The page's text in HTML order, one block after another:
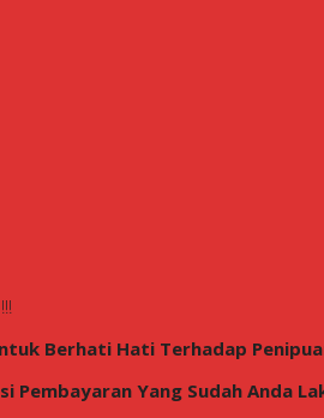
Berhati Hati Terhadap
Pembayaran Yang Sudah Anda